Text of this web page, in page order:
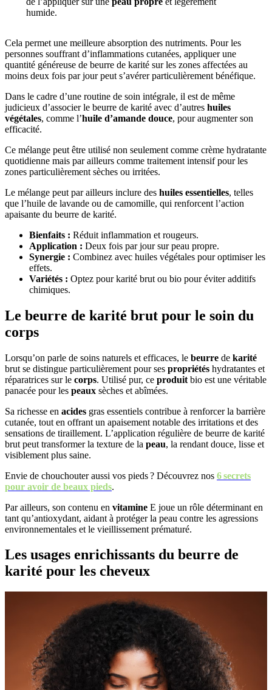
humide.
Cela permet une meilleure absorption des nutriments. Pour les
personnes souffrant d’inflammations cutanées, appliquer une
quantité généreuse de beurre de karité sur les zones affectées au
moins deux fois par jour peut s’avérer particulièrement bénéfique.
Dans le cadre d’une routine de soin intégrale, il est de même
judicieux d’associer le beurre de karité avec d’autres huiles
végétales, comme l’huile d’amande douce, pour augmenter son
efficacité.
Ce mélange peut être utilisé non seulement comme crème hydratante
quotidienne mais par ailleurs comme traitement intensif pour les
zones particulièrement sèches ou irritées.
Le mélange peut par ailleurs inclure des huiles essentielles, telles
que l’huile de lavande ou de camomille, qui renforcent l’action
apaisante du beurre de karité.
Bienfaits : Réduit inflammation et rougeurs.
Application : Deux fois par jour sur peau propre.
Synergie : Combinez avec huiles végétales pour optimiser les
effets.
Variétés : Optez pour karité brut ou bio pour éviter additifs
chimiques.
Le beurre de karité brut pour le soin du
corps
Lorsqu’on parle de soins naturels et efficaces, le beurre de karité
brut se distingue particulièrement pour ses propriétés hydratantes et
réparatrices sur le corps. Utilisé pur, ce produit bio est une véritable
panacée pour les peaux sèches et abîmées.
Sa richesse en acides gras essentiels contribue à renforcer la barrière
cutanée, tout en offrant un apaisement notable des irritations et des
sensations de tiraillement. L’application régulière de beurre de karité
brut peut transformer la texture de la peau, la rendant douce, lisse et
visiblement plus saine.
Envie de chouchouter aussi vos pieds ? Découvrez nos 6 secrets
pour avoir de beaux pieds.
Par ailleurs, son contenu en vitamine E joue un rôle déterminant en
tant qu’antioxydant, aidant à protéger la peau contre les agressions
environnementales et le vieillissement prématuré.
Les usages enrichissants du beurre de
karité pour les cheveux